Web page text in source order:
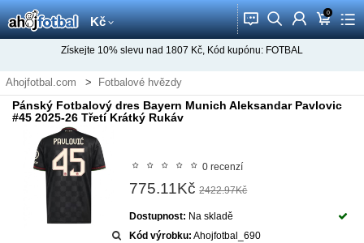
Kč 󰂱 󰂨 󰃳 0
󰃦 󰃖
Získejte 10% slevu nad 1807 Kč, Kód kupónu: FOTBAL
Ahojfotbal.com
Fotbalové hvězdy
Fotbalový dres Aleksandar Pavlovic
Pánský Fotbalový dres Bayern Munich Aleksandar Pavlovic
#45 2025-26 Třetí Krátký Rukáv
0 recenzí
775.11Kč 2422.97Kč
Dostupnost: Na skladě
Kód výrobku: Ahojfotbal_690